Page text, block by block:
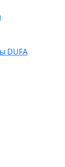
DUFA